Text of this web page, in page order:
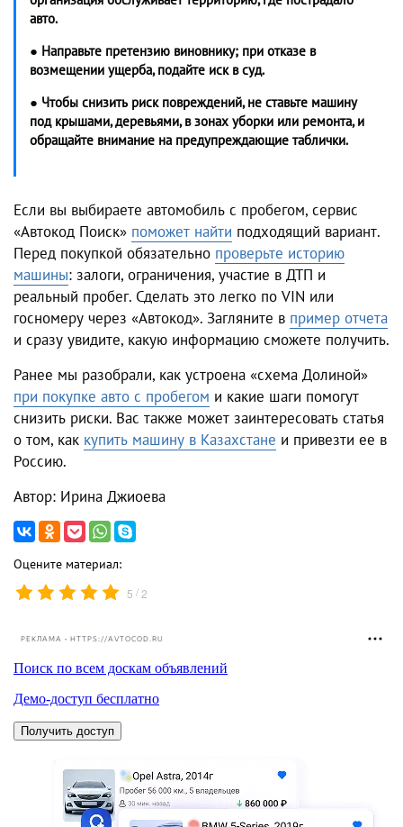
авто.
● Направьте претензию виновнику; при отказе в
возмещении ущерба, подайте иск в суд.
● Чтобы снизить риск повреждений, не ставьте машину
под крышами, деревьями, в зонах уборки или ремонта, и
обращайте внимание на предупреждающие таблички.
Если вы выбираете автомобиль с пробегом, сервис
«Автокод Поиск» поможет найти подходящий вариант.
Перед покупкой обязательно проверьте историю
машины: залоги, ограничения, участие в ДТП и
реальный пробег. Сделать это легко по VIN или
госномеру через «Автокод». Загляните в пример отчета
и сразу увидите, какую информацию сможете получить.
Ранее мы разобрали, как устроена «схема Долиной»
при покупке авто с пробегом и какие шаги помогут
снизить риски. Вас также может заинтересовать статья
о том, как купить машину в Казахстане и привезти ее в
Россию.
Автор: Ирина Джиоева
Оцените материал:
5 /2
РЕКЛАМА • HTTPS://AVTOCOD.RU